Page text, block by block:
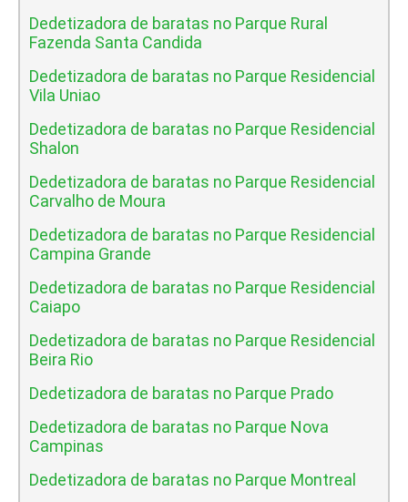
Dedetizadora de baratas no Parque Rural
Fazenda Santa Candida
Dedetizadora de baratas no Parque Residencial
Vila Uniao
Dedetizadora de baratas no Parque Residencial
Shalon
Dedetizadora de baratas no Parque Residencial
Carvalho de Moura
Dedetizadora de baratas no Parque Residencial
Campina Grande
Dedetizadora de baratas no Parque Residencial
Caiapo
Dedetizadora de baratas no Parque Residencial
Beira Rio
Dedetizadora de baratas no Parque Prado
Dedetizadora de baratas no Parque Nova
Campinas
Dedetizadora de baratas no Parque Montreal